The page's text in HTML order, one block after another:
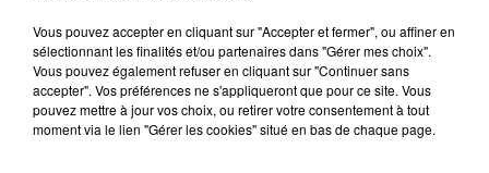
TAYLOR SWIFT
I Knew It, I Knew You
CELINE DION
On Ne Change Pas
Vous pouvez accepter en cliquant sur "Accepter et fermer", ou affiner en
sélectionnant les finalités et/ou partenaires dans "Gérer mes choix".
Vous pouvez également refuser en cliquant sur "Continuer sans
accepter". Vos préférences ne s'appliqueront que pour ce site. Vous
pouvez mettre à jour vos choix, ou retirer votre consentement à tout
moment via le lien "Gérer les cookies" situé en bas de chaque page.